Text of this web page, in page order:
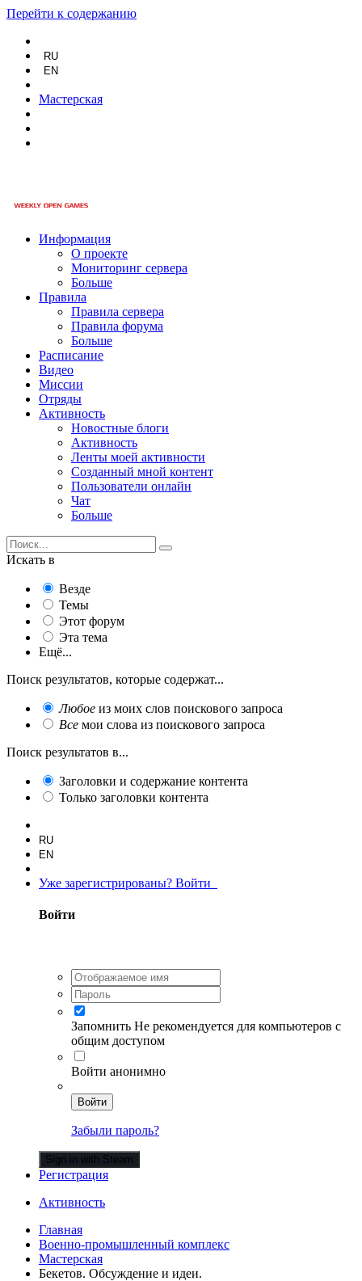
Перейти к содержанию
RU
EN
Мастерская
Информация
О проекте
Мониторинг сервера
Больше
Правила
Правила сервера
Правила форума
Больше
Расписание
Видео
Миссии
Отряды
Активность
Новостные блоги
Активность
Ленты моей активности
Созданный мной контент
Пользователи онлайн
Чат
Больше
Искать в
Везде
Темы
Этот форум
Эта тема
Ещё...
Поиск результатов, которые содержат...
Любое из моих слов поискового запроса
Все мои слова из поискового запроса
Поиск результатов в...
Заголовки и содержание контента
Только заголовки контента
RU
EN
Уже зарегистрированы? Войти
Войти
Запомнить Не рекомендуется для компьютеров с
общим доступом
Войти анонимно
Войти
Забыли пароль?
Sign in with Steam
Регистрация
Активность
Главная
Военно-промышленный комплекс
Мастерская
Бекетов. Обсуждение и идеи.